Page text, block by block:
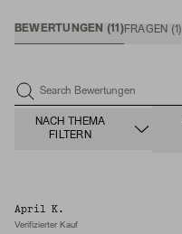
BEWERTUNGEN (11)FRAGEN (1)
Search Bewertungen
NACH THEMA
FILTERN
April K.
Verifizierter Kauf